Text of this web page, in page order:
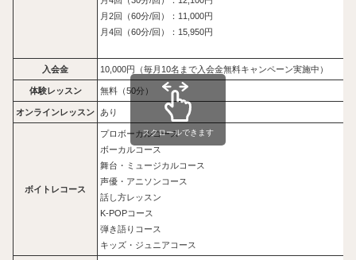
月2回（60分/回）：11,000円
月4回（60分/回）：15,950円
入会金 10,000円（毎月10名まで入会金無料キャンペーン実施中）
体験レッスン 無料（50分）
オンラインレッスン あり
ボイトレコース
プロボーカルコース
ボーカルコース
舞台・ミュージカルコース
声優・アニソンコース
話し方レッスン
K-POPコース
弾き語りコース
キッズ・ジュニアコース
スクロールできます